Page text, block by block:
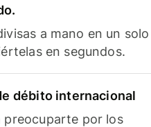
a mano en un solo
en segundos.
débito internacional
preocuparte por los